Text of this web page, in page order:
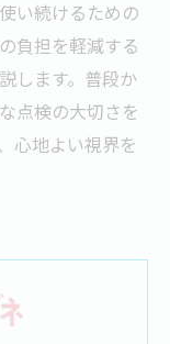
い続けるための
負担を軽減する
します。普段か
点検の大切さを
心地よい視界を